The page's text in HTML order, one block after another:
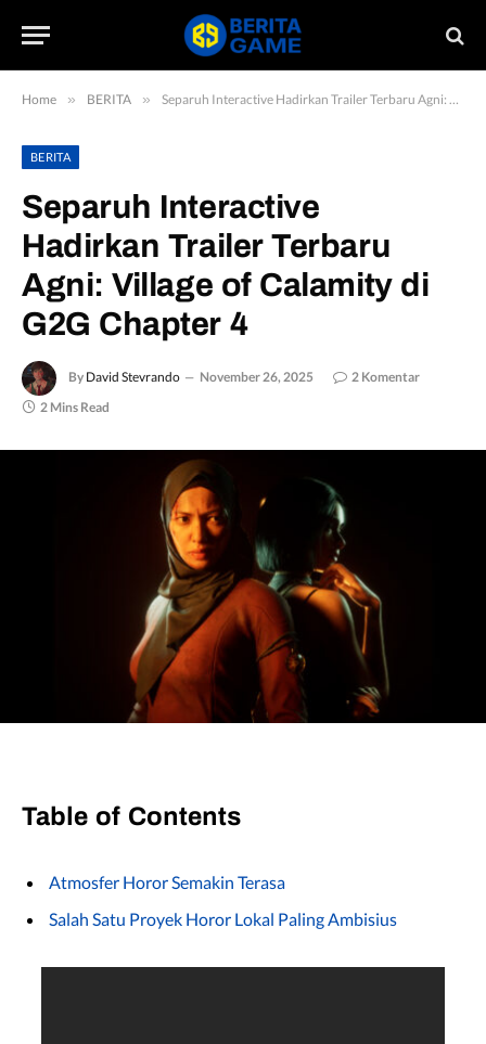
Home » BERITA » Separuh Interactive Hadirkan Trailer Terbaru Agni: Village of Calamity di G2G Chapter 4
BERITA
Separuh Interactive
Hadirkan Trailer Terbaru
Agni: Village of Calamity di
G2G Chapter 4
By David Stevrando November 26, 2025
2 Komentar
2 Mins Read
Table of Contents
Atmosfer Horor Semakin Terasa
Salah Satu Proyek Horor Lokal Paling Ambisius